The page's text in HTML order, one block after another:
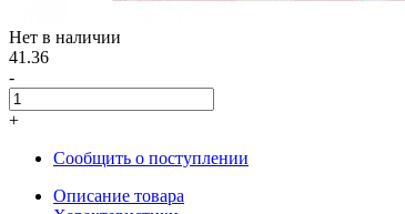
Нет в наличии
41.36
-
+
Сообщить о поступлении
Описание товара